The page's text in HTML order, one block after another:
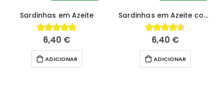
Sardinhas em Azeite
4.69fora de 5
6,40 €
ADICIONAR
Sardinhas em Azeite com Piri-piri
4.48fora de 5
6,40 €
ADICIONAR